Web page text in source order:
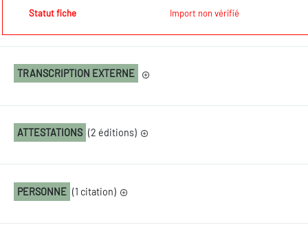
Statut fiche
Import non vérifié
TRANSCRIPTION EXTERNE
ATTESTATIONS (2 éditions)
PERSONNE (1 citation)